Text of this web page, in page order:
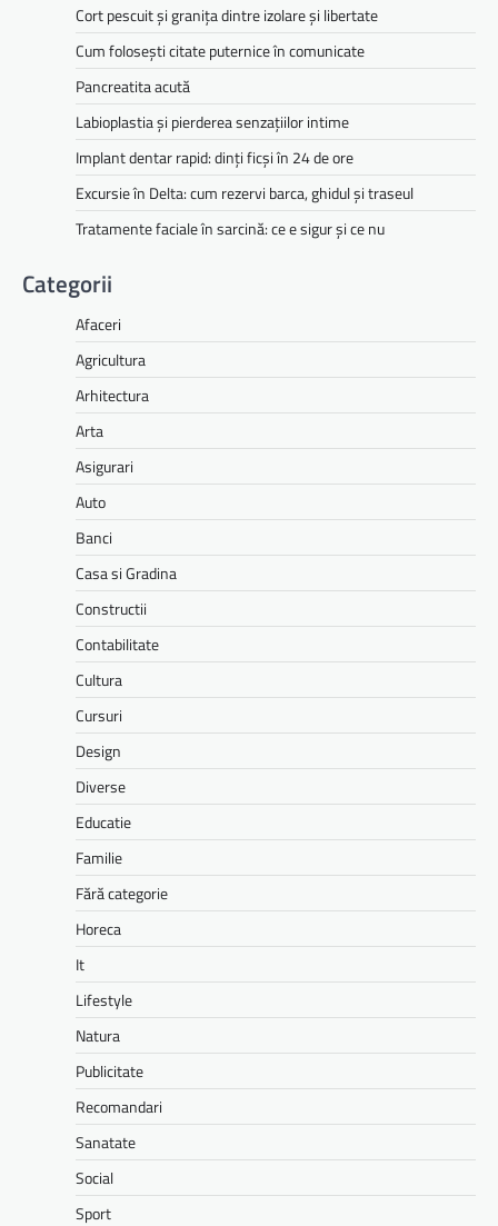
Cort pescuit și granița dintre izolare și libertate
Cum folosești citate puternice în comunicate
Pancreatita acută
Labioplastia și pierderea senzațiilor intime
Implant dentar rapid: dinți ficși în 24 de ore
Excursie în Delta: cum rezervi barca, ghidul și traseul
Tratamente faciale în sarcină: ce e sigur și ce nu
Categorii
Afaceri
Agricultura
Arhitectura
Arta
Asigurari
Auto
Banci
Casa si Gradina
Constructii
Contabilitate
Cultura
Cursuri
Design
Diverse
Educatie
Familie
Fără categorie
Horeca
It
Lifestyle
Natura
Publicitate
Recomandari
Sanatate
Social
Sport